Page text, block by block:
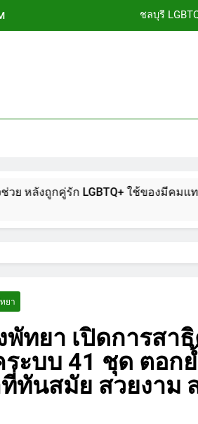
ชลบุรี
ชลบุรี
ใช้ของมีคมแทงเจ็บสาหัส
ยา
พัทยา เปิดการสา
ระบบ 41 ชุด ตอก
ทันสมัย สวยงาม